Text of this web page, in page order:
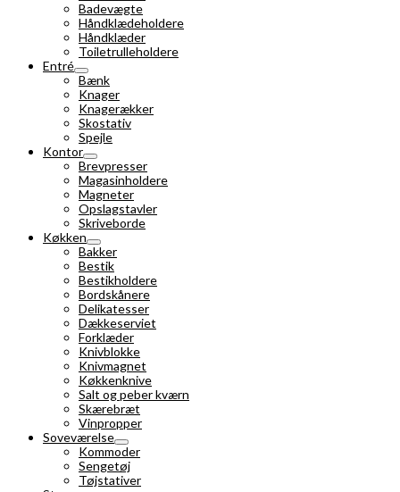
Badevægte
Håndklædeholdere
Håndklæder
Toiletrulleholdere
Entré
Bænk
Knager
Knagerækker
Skostativ
Spejle
Kontor
Brevpresser
Magasinholdere
Magneter
Opslagstavler
Skriveborde
Køkken
Bakker
Bestik
Bestikholdere
Bordskånere
Delikatesser
Dækkeserviet
Forklæder
Knivblokke
Knivmagnet
Køkkenknive
Salt og peber kværn
Skærebræt
Vinpropper
Soveværelse
Kommoder
Sengetøj
Tøjstativer